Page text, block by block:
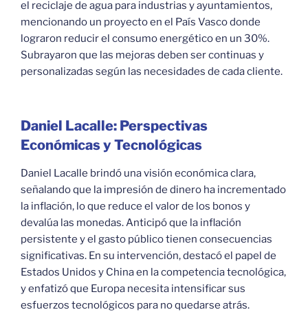
el reciclaje de agua para industrias y ayuntamientos,
mencionando un proyecto en el País Vasco donde
lograron reducir el consumo energético en un 30%.
Subrayaron que las mejoras deben ser continuas y
personalizadas según las necesidades de cada cliente.
Daniel Lacalle: Perspectivas
Económicas y Tecnológicas
Daniel Lacalle brindó una visión económica clara,
señalando que la impresión de dinero ha incrementado
la inflación, lo que reduce el valor de los bonos y
devalúa las monedas. Anticipó que la inflación
persistente y el gasto público tienen consecuencias
significativas. En su intervención, destacó el papel de
Estados Unidos y China en la competencia tecnológica,
y enfatizó que Europa necesita intensificar sus
esfuerzos tecnológicos para no quedarse atrás.